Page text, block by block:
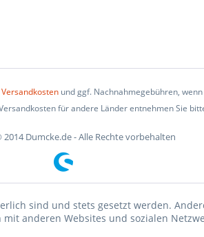
Versandkostenund ggf. Nachnahmegebühren,
für andere Länder entnehmen Sie
Dumcke.de - Alle Rechte vorbehalten
sind und stets gesetzt werden.
anderen Websites und sozialen